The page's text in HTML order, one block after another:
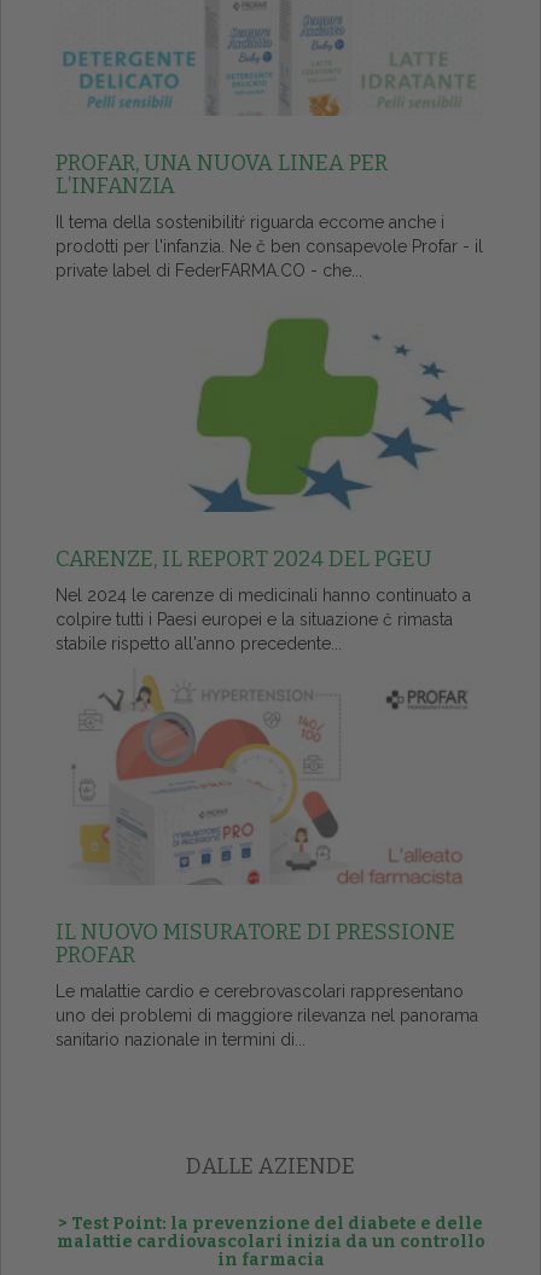
PROFAR, UNA NUOVA LINEA PER
L’INFANZIA
Il tema della sostenibilitŕ riguarda eccome anche i
prodotti per l'infanzia. Ne č ben consapevole Profar - il
private label di FederFARMA.CO - che...
CARENZE, IL REPORT 2024 DEL PGEU
Nel 2024 le carenze di medicinali hanno continuato a
colpire tutti i Paesi europei e la situazione č rimasta
stabile rispetto all'anno precedente...
IL NUOVO MISURATORE DI PRESSIONE
PROFAR
Le malattie cardio e cerebrovascolari rappresentano
uno dei problemi di maggiore rilevanza nel panorama
sanitario nazionale in termini di...
DALLE AZIENDE
> Test Point: la prevenzione del diabete e delle
malattie cardiovascolari inizia da un controllo
in farmacia